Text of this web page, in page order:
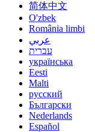
简体中文
O'zbek
România limbi
عربي
עברית
українська
Eesti
Malti
русский
Български
Nederlands
Español